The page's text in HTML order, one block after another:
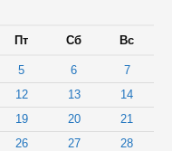
Пт Сб Вс
5 6
7
12 13
14
19 20
21
26 27
28